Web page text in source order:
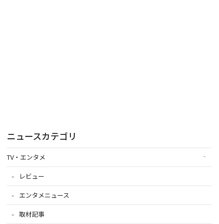
ニュースカテゴリ
TV・エンタメ
レビュー
エンタメニュース
取材記事